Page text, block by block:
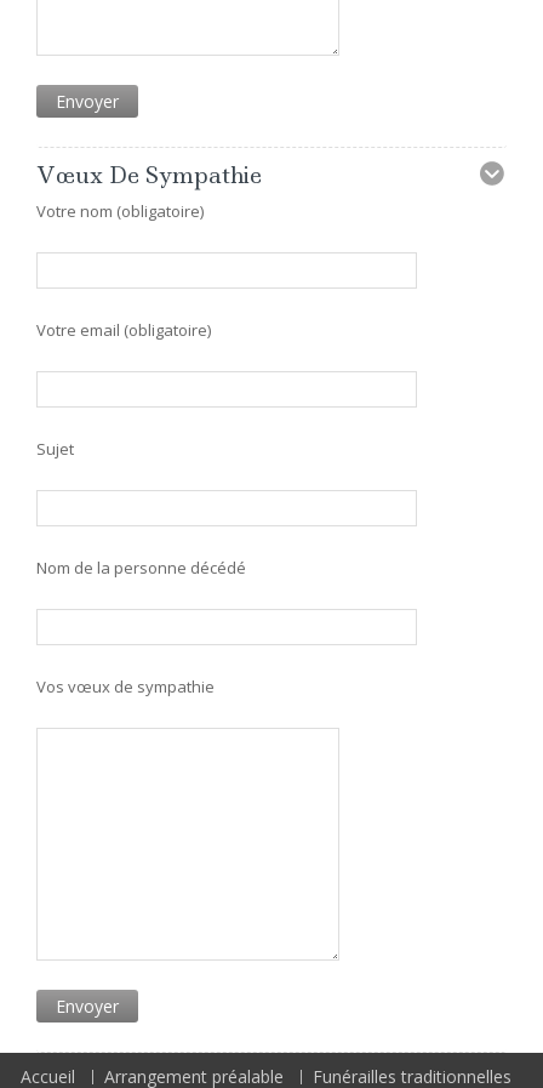
Vœux De Sympathie
Votre nom (obligatoire)
Votre email (obligatoire)
Sujet
Nom de la personne décédé
Vos vœux de sympathie
Accueil Arrangement préalable Funérailles traditionnelles